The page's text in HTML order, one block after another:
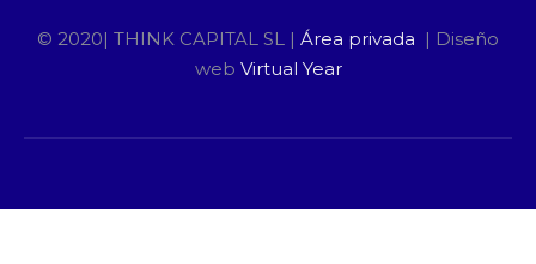
© 2020| THINK CAPITAL SL | Área privada | Diseño
web Virtual Year